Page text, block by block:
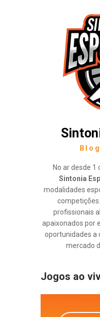
No ar desde 1
Sintonia
modalidades
profissionais
apaixonados por
oportunidades a
mercado
Jogos ao